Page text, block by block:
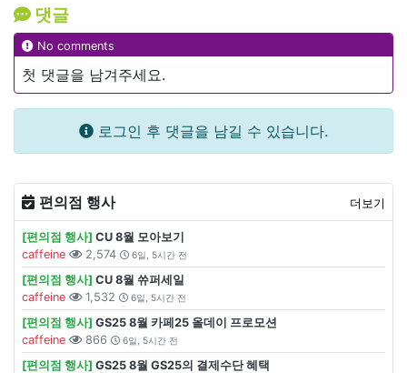
댓글
No comments
첫 댓글을 남겨주세요.
로그인 후 댓글을 남길 수 있습니다.
편의점 행사 더보기
[편의점 행사] CU 8월 모아보기
caffeine
2,574 6일, 5시간 전
[편의점 행사] CU 8월 쓔퍼세일
caffeine
1,532 6일, 5시간 전
[편의점 행사] GS25 8월 카페25 올데이 프로모션
caffeine
866 6일, 5시간 전
[편의점 행사] GS25 8월 GS25의 결제수단 혜택